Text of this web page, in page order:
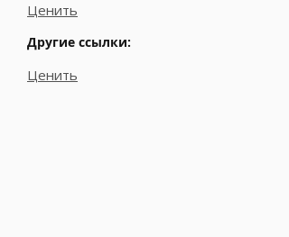
Ценить
Другие ссылки:
Ценить